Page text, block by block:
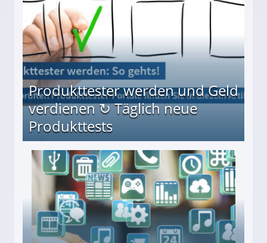
Produkttester werden und Geld
verdienen ↻ Täglich neue
Produkttests
↻ Täglich neue Produkttests